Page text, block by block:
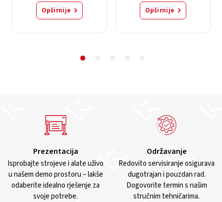
Opširnije Opširnije
Prezentacija
Isprobajte strojeve i alate uživo
u našem demo prostoru – lakše
odaberite idealno rješenje za
svoje potrebe.
Održavanje
Redovito servisiranje osigurava
dugotrajan i pouzdan rad.
Dogovorite termin s našim
stručnim tehničarima.